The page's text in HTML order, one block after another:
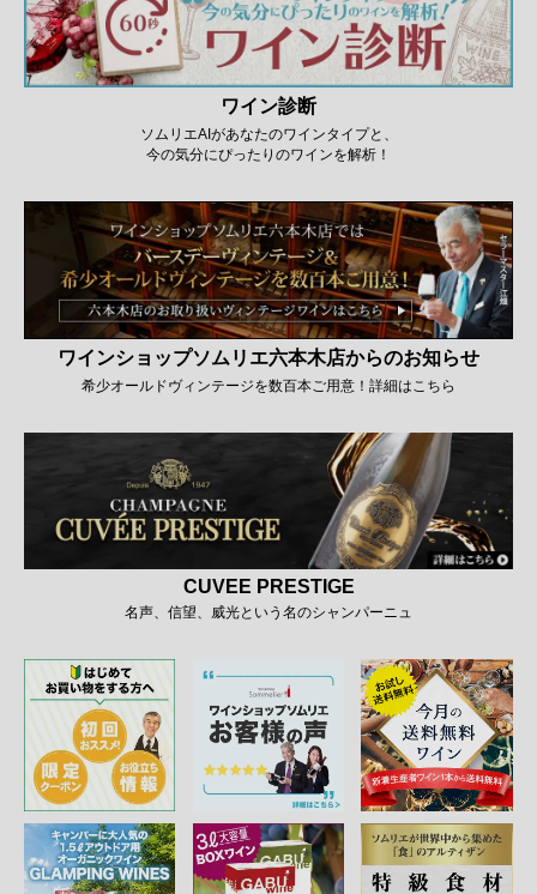
ワイン診断
ソムリエAIがあなたのワインタイプと、
今の気分にぴったりのワインを解析！
ワインショップソムリエ六本木店からのお知らせ
希少オールドヴィンテージを数百本ご用意！詳細はこちら
CUVEE PRESTIGE
名声、信望、威光という名のシャンパーニュ